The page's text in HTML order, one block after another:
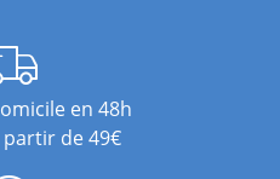
en 48h
de 49€